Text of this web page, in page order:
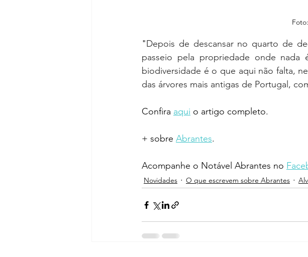
"Depois de descansar no quarto de
passeio pela propriedade onde nada
biodiversidade é o que aqui não falta,
das árvores mais antigas de Portugal,
Confira aqui o artigo completo.
+ sobre Abrantes.
Acompanhe o Notável Abrantes no
Novidades O que escrevem sobre Abrantes